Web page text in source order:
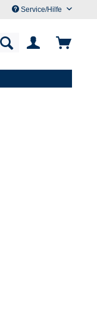
Service/Hilfe